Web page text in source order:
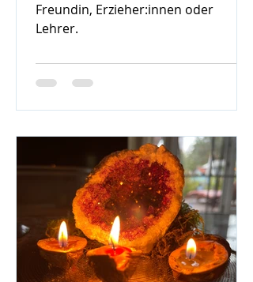
Freundin, Erzieher:innen oder
Lehrer.